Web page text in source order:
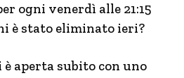
ogni venerdì alle 21:15
è stato eliminato ieri?
aperta subito con uno